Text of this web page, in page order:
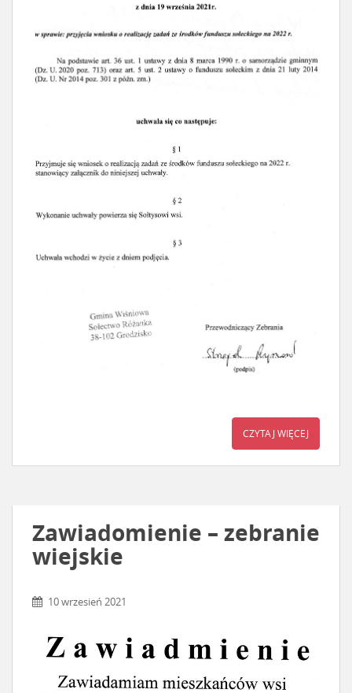
CZYTAJ WIĘCEJ
Zawiadomienie – zebranie
wiejskie
10 wrzesień 2021